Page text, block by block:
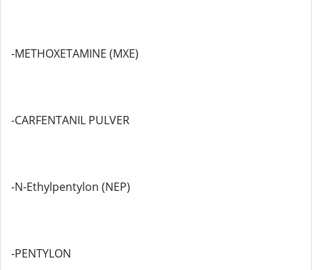
-METHOXETAMINE (MXE)
-CARFENTANIL PULVER
-N-Ethylpentylon (NEP)
-PENTYLON